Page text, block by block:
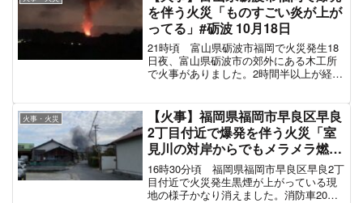
を伴う火災「ものすごい炎が上が
ってる」#砺波 10月18日
21時頃 富山県砺波市福岡で火災発生18
日夜、富山県砺波市の郊外にある木工所
で火事がありました。2時間半以上が経過
るけが人の情報は入っていません。炎が
上がっている現地の...
火事・火災
【火事】福岡県福岡市早良区早良
2丁目付近で爆発を伴う火災「室
見川の対岸からでもメラメラ燃え
る音がすごい」2月28日
16時30分頃 福岡県福岡市早良区早良2丁
目付近で火災発生黒煙が上がっている現
地の様子かなり消えました。消防車20台